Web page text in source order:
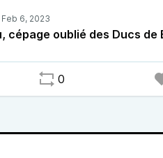
a rencontré Yves
de l’association Le
cépage oublié des Ducs de
0